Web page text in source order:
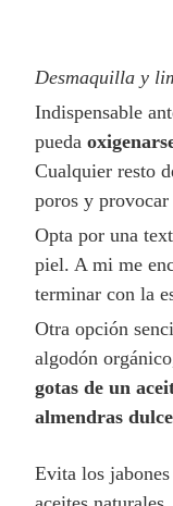
Desmaquilla y
Indispensable
pueda
Cualquier resto
poros y provocar
Opta por una
piel. A mi me
terminar con la
Otra opción
algodón
gotas de un
almendras
Evita los